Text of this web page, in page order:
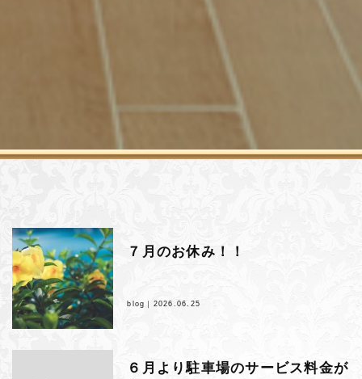
７月のお休み！！
blog｜ 2026.06.25
６月より駐車場のサービス料金が